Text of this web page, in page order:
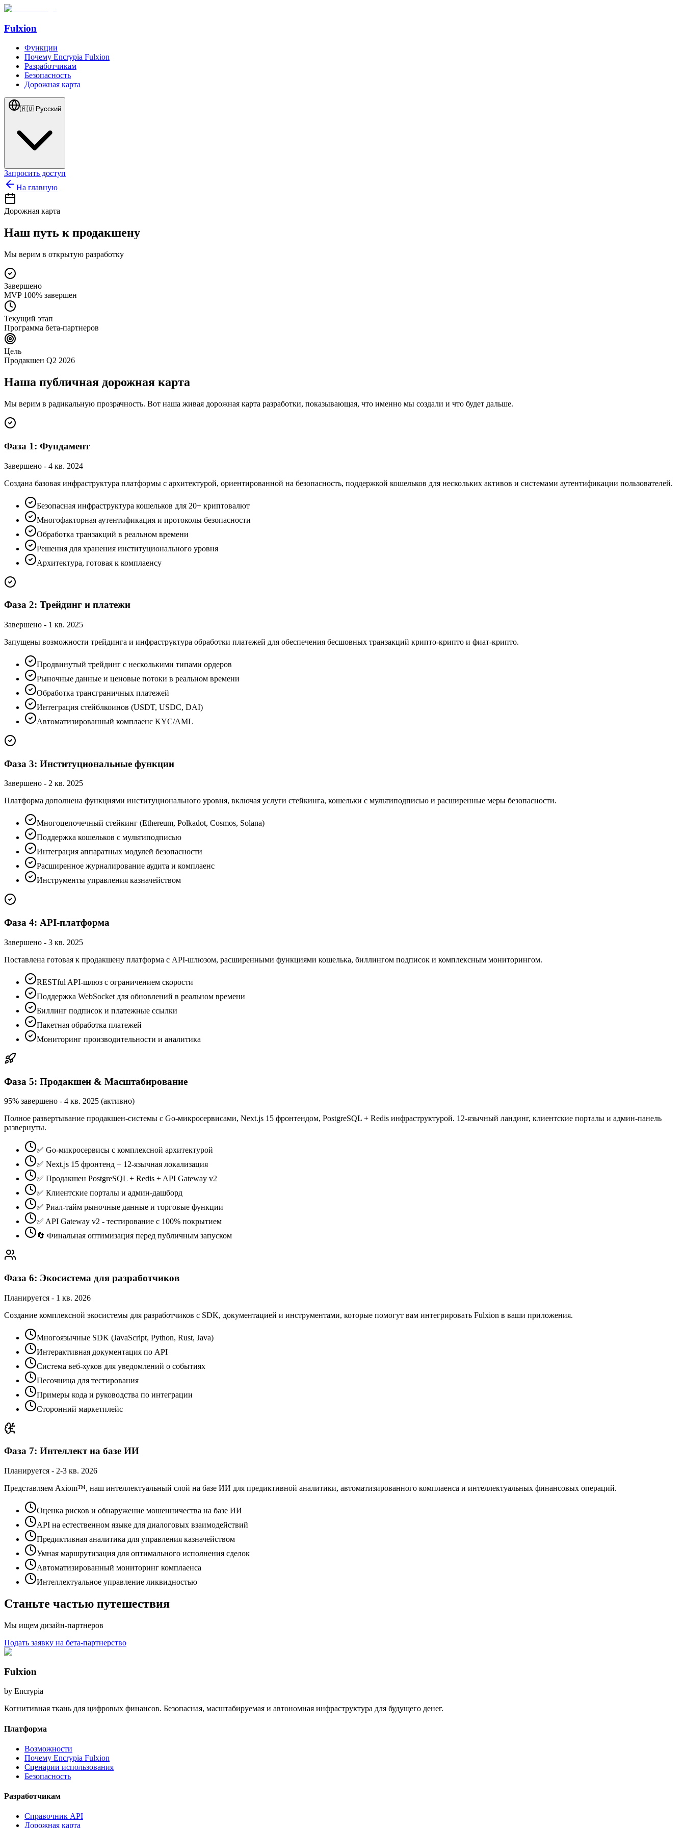
Fulxion
Функции
Почему Encrypia Fulxion
Разработчикам
Безопасность
Дорожная карта
🇷🇺 Русский
Запросить доступ
На главную
Дорожная карта
Наш путь к продакшену
Мы верим в открытую разработку
Завершено
MVP 100% завершен
Текущий этап
Программа бета-партнеров
Цель
Продакшен Q2 2026
Наша публичная дорожная карта
Мы верим в радикальную прозрачность. Вот наша живая дорожная карта разработки, показывающая, что именно мы создали и что будет дальше.
Фаза 1: Фундамент
Завершено - 4 кв. 2024
Создана базовая инфраструктура платформы с архитектурой, ориентированной на безопасность, поддержкой кошельков для нескольких активов и системами аутентификации пользователей.
Безопасная инфраструктура кошельков для 20+ криптовалют
Многофакторная аутентификация и протоколы безопасности
Обработка транзакций в реальном времени
Решения для хранения институционального уровня
Архитектура, готовая к комплаенсу
Фаза 2: Трейдинг и платежи
Завершено - 1 кв. 2025
Запущены возможности трейдинга и инфраструктура обработки платежей для обеспечения бесшовных транзакций крипто-крипто и фиат-крипто.
Продвинутый трейдинг с несколькими типами ордеров
Рыночные данные и ценовые потоки в реальном времени
Обработка трансграничных платежей
Интеграция стейблкоинов (USDT, USDC, DAI)
Автоматизированный комплаенс KYC/AML
Фаза 3: Институциональные функции
Завершено - 2 кв. 2025
Платформа дополнена функциями институционального уровня, включая услуги стейкинга, кошельки с мультиподписью и расширенные меры безопасности.
Многоцепочечный стейкинг (Ethereum, Polkadot, Cosmos, Solana)
Поддержка кошельков с мультиподписью
Интеграция аппаратных модулей безопасности
Расширенное журналирование аудита и комплаенс
Инструменты управления казначейством
Фаза 4: API-платформа
Завершено - 3 кв. 2025
Поставлена готовая к продакшену платформа с API-шлюзом, расширенными функциями кошелька, биллингом подписок и комплексным мониторингом.
RESTful API-шлюз с ограничением скорости
Поддержка WebSocket для обновлений в реальном времени
Биллинг подписок и платежные ссылки
Пакетная обработка платежей
Мониторинг производительности и аналитика
Фаза 5: Продакшен & Масштабирование
95% завершено - 4 кв. 2025 (активно)
Полное развертывание продакшен-системы с Go-микросервисами, Next.js 15 фронтендом, PostgreSQL + Redis инфраструктурой. 12-язычный ландинг, клиентские порталы и админ-панель
развернуты.
✅ Go-микросервисы с комплексной архитектурой
✅ Next.js 15 фронтенд + 12-язычная локализация
✅ Продакшен PostgreSQL + Redis + API Gateway v2
✅ Клиентские порталы и админ-дашборд
✅ Риал-тайм рыночные данные и торговые функции
✅ API Gateway v2 - тестирование с 100% покрытием
🔄 Финальная оптимизация перед публичным запуском
Фаза 6: Экосистема для разработчиков
Планируется - 1 кв. 2026
Создание комплексной экосистемы для разработчиков с SDK, документацией и инструментами, которые помогут вам интегрировать Fulxion в ваши приложения.
Многоязычные SDK (JavaScript, Python, Rust, Java)
Интерактивная документация по API
Система веб-хуков для уведомлений о событиях
Песочница для тестирования
Примеры кода и руководства по интеграции
Сторонний маркетплейс
Фаза 7: Интеллект на базе ИИ
Планируется - 2-3 кв. 2026
Представляем Axiom™, наш интеллектуальный слой на базе ИИ для предиктивной аналитики, автоматизированного комплаенса и интеллектуальных финансовых операций.
Оценка рисков и обнаружение мошенничества на базе ИИ
API на естественном языке для диалоговых взаимодействий
Предиктивная аналитика для управления казначейством
Умная маршрутизация для оптимального исполнения сделок
Автоматизированный мониторинг комплаенса
Интеллектуальное управление ликвидностью
Станьте частью путешествия
Мы ищем дизайн-партнеров
Подать заявку на бета-партнерство
Fulxion
by Encrypia
Когнитивная ткань для цифровых финансов. Безопасная, масштабируемая и автономная инфраструктура для будущего денег.
Платформа
Возможности
Почему Encrypia Fulxion
Сценарии использования
Безопасность
Разработчикам
Справочник API
Дорожная карта